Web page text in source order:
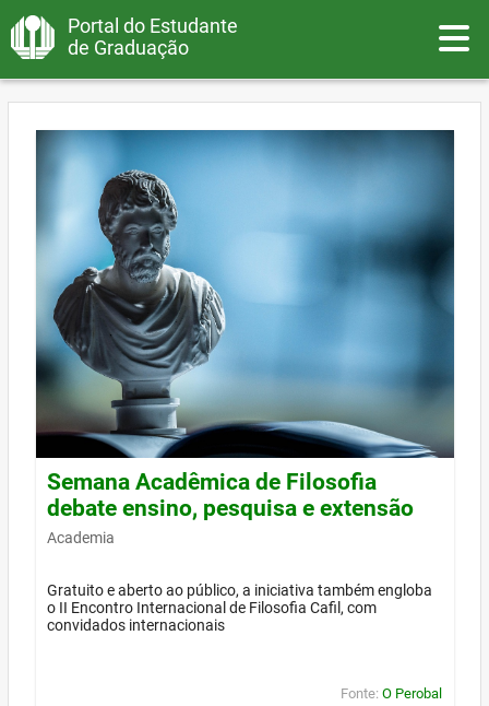
Portal do Estudante
de Graduação
Semana Acadêmica de Filosofia
debate ensino, pesquisa e extensão
Academia
Gratuito e aberto ao público, a iniciativa também engloba
o II Encontro Internacional de Filosofia Cafil, com
convidados internacionais
Fonte: O Perobal